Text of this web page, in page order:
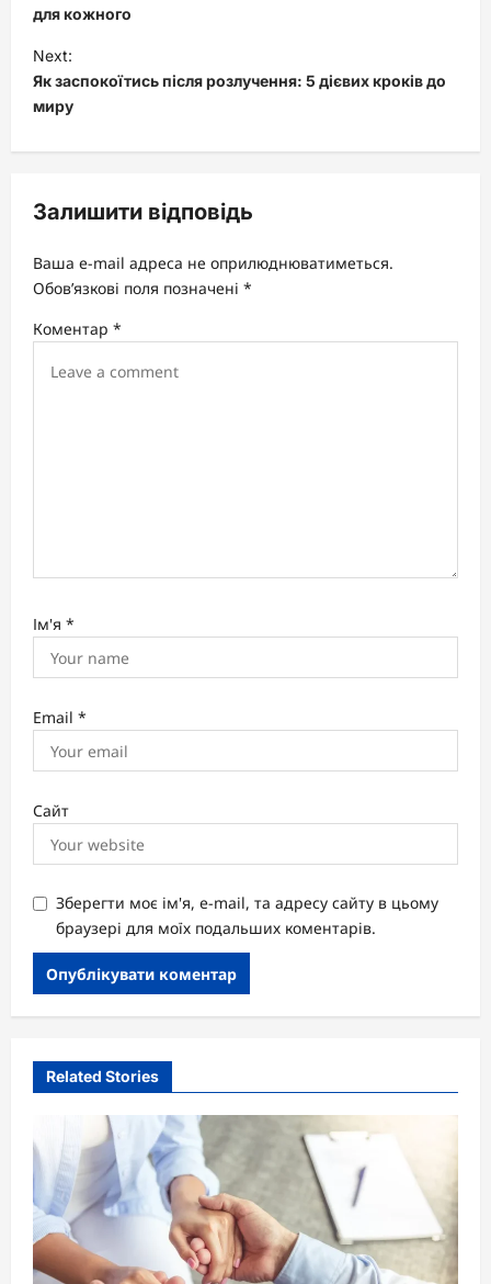
s
t
n
a
v
g
a
t
i
для кожного
Next:
Як заспокоїтись після розлучення: 5 дієвих кроків до
миру
Залишити відповідь
Ваша e-mail адреса не оприлюднюватиметься.
Обов’язкові поля позначені *
Коментар *
Ім'я *
Email *
Сайт
Зберегти моє ім'я, e-mail, та адресу сайту в цьому
браузері для моїх подальших коментарів.
Related Stories